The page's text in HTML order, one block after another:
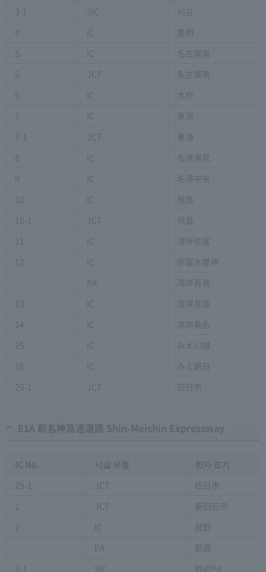
3-1
SIC
刈谷
4
IC
豊明
5
IC
名古屋南
5
JCT
名古屋南
6
IC
大府
7
IC
東海
7-1
JCT
東海
8
IC
名港潮見
9
IC
名港中央
10
IC
飛島
10-1
JCT
飛島
11
IC
湾岸弥富
12
IC
弥富木曽岬
PA
湾岸長島
13
IC
湾岸長島
14
IC
湾岸桑名
15
IC
みえ川越
16
IC
みえ朝日
29-1
JCT 四日市
E1A 新名神高速道路 Shin-Meishin Expressway
29-1
JCT
四日市
1
JCT
新四日市
2
IC
菰野
PA
鈴鹿
2-1
SIC 鈴鹿PA